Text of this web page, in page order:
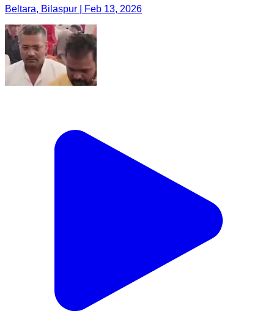
Beltara, Bilaspur | Feb 13, 2026